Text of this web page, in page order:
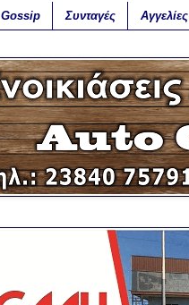
Gossip Συνταγές Αγγελίες